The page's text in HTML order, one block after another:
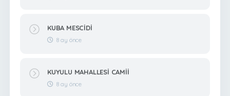
KUBA MESCİDİ
8 ay önce
KUYULU MAHALLESİ CAMİİ
8 ay önce